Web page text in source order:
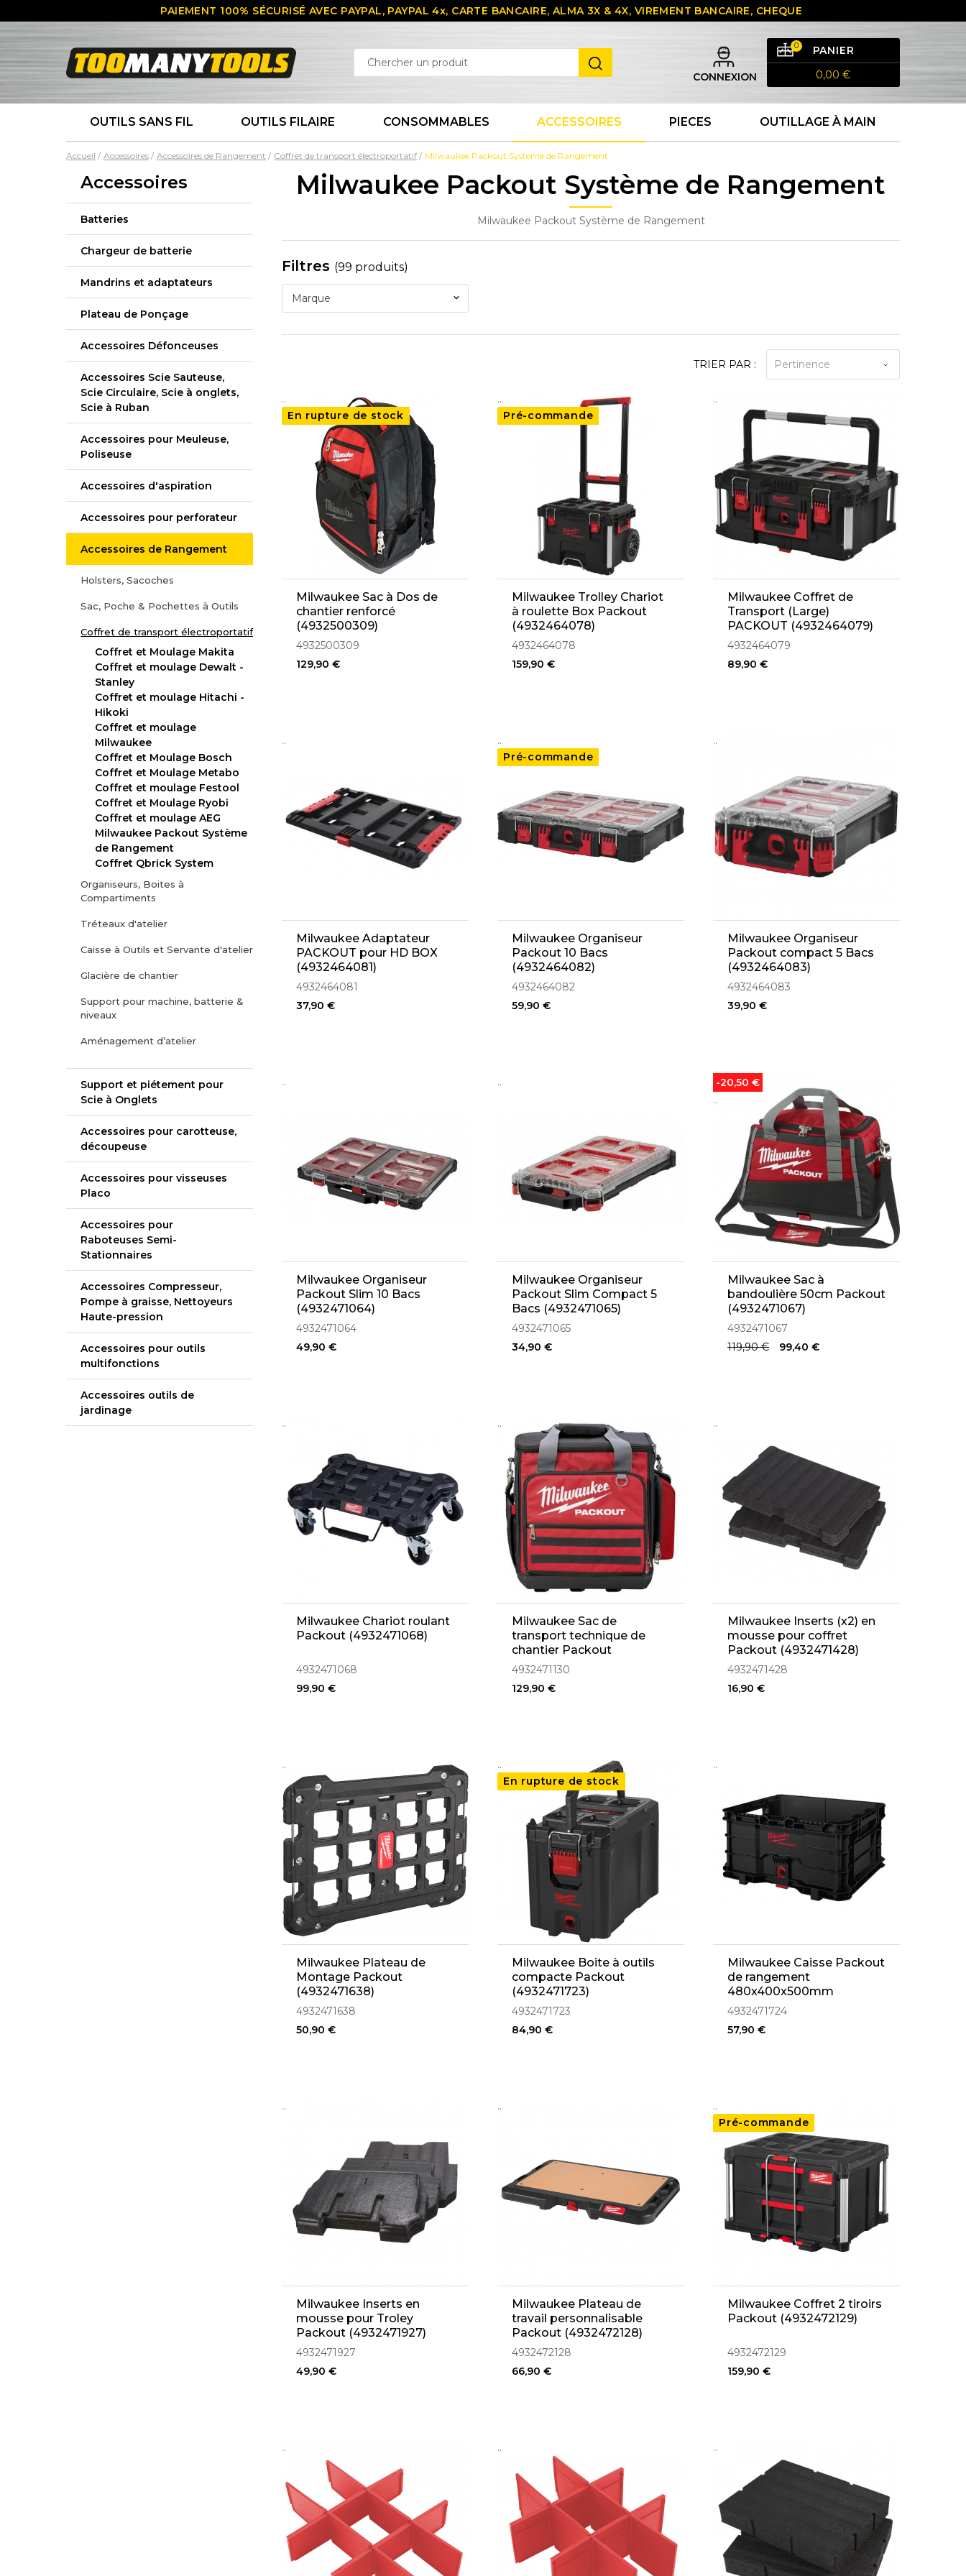
PAIEMENT 100% SÉCURISÉ AVEC PAYPAL, PAYPAL 4x, CARTE BANCAIRE, ALMA 3X & 4X, VIREMENT BANCAIRE, CHEQUE
CONNEXION
PANIER
0
0,00 €
OUTILS SANS FIL OUTILS FILAIRE CONSOMMABLES ACCESSOIRES PIECES OUTILLAGE À MAIN
Accueil Accessoires Accessoires de Rangement Coffret de transport électroportatif Milwaukee Packout Système de Rangement
Accessoires
Batteries
Chargeur de batterie
Mandrins et adaptateurs
Plateau de Ponçage
Accessoires Défonceuses
Accessoires Scie Sauteuse,
Scie Circulaire, Scie à onglets,
Scie à Ruban
Accessoires pour Meuleuse,
Poliseuse
Accessoires d'aspiration
Accessoires pour perforateur
Accessoires de Rangement
Holsters, Sacoches
Sac, Poche & Pochettes à Outils
Coffret de transport électroportatif
Coffret et Moulage Makita
Coffret et moulage Dewalt -
Stanley
Coffret et moulage Hitachi -
Hikoki
Coffret et moulage
Milwaukee
Coffret et Moulage Bosch
Coffret et Moulage Metabo
Coffret et moulage Festool
Coffret et Moulage Ryobi
Coffret et moulage AEG
Milwaukee Packout Système
de Rangement
Coffret Qbrick System
Organiseurs, Boites à
Compartiments
Tréteaux d'atelier
Caisse à Outils et Servante d'atelier
Glacière de chantier
Support pour machine, batterie &
niveaux
Aménagement d’atelier
Support et piétement pour
Scie à Onglets
Accessoires pour carotteuse,
découpeuse
Accessoires pour visseuses
Placo
Accessoires pour
Raboteuses Semi-
Stationnaires
Accessoires Compresseur,
Pompe à graisse, Nettoyeurs
Haute-pression
Accessoires pour outils
multifonctions
Accessoires outils de
jardinage
Milwaukee Packout Système de Rangement
Milwaukee Packout Système de Rangement
Filtres (99 produits)
Marque
TRIER PAR : Pertinence
..
En rupture de stock
Milwaukee Sac à Dos de
chantier renforcé
(4932500309)
4932500309
129,90 €
..
Pré-commande
Milwaukee Trolley Chariot
à roulette Box Packout
(4932464078)
4932464078
159,90 €
..
Milwaukee Coffret de
Transport (Large)
PACKOUT (4932464079)
4932464079
89,90 €
..
Milwaukee Adaptateur
PACKOUT pour HD BOX
(4932464081)
4932464081
37,90 €
..
Pré-commande
Milwaukee Organiseur
Packout 10 Bacs
(4932464082)
4932464082
59,90 €
..
Milwaukee Organiseur
Packout compact 5 Bacs
(4932464083)
4932464083
39,90 €
..
Milwaukee Organiseur
Packout Slim 10 Bacs
(4932471064)
4932471064
49,90 €
..
Milwaukee Organiseur
Packout Slim Compact 5
Bacs (4932471065)
4932471065
34,90 €
..
Milwaukee Sac à
bandoulière 50cm Packout
(4932471067)
4932471067
119,90 €
-20,50 €
99,40 €
..
Milwaukee Chariot roulant
Packout (4932471068)
4932471068
99,90 €
..
Milwaukee Sac de
transport technique de
chantier Packout
(4932471130)
4932471130
129,90 €
..
Milwaukee Inserts (x2) en
mousse pour coffret
Packout (4932471428)
4932471428
16,90 €
..
Milwaukee Plateau de
Montage Packout
(4932471638)
4932471638
50,90 €
..
En rupture de stock
Milwaukee Boite à outils
compacte Packout
(4932471723)
4932471723
84,90 €
..
Milwaukee Caisse Packout
de rangement
480x400x500mm
(4932471724)
4932471724
57,90 €
..
Milwaukee Inserts en
mousse pour Troley
Packout (4932471927)
4932471927
49,90 €
..
Milwaukee Plateau de
travail personnalisable
Packout (4932472128)
4932472128
66,90 €
..
Pré-commande
Milwaukee Coffret 2 tiroirs
Packout (4932472129)
4932472129
159,90 €
.. .. ..